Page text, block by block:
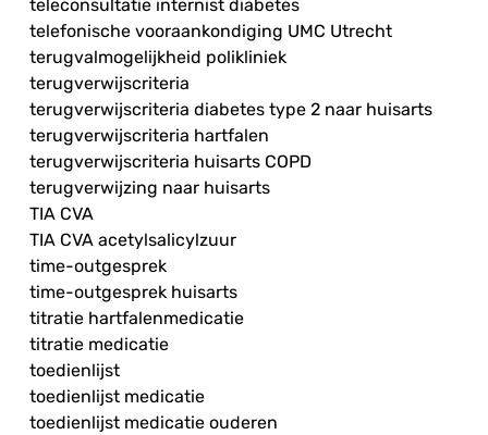
teleconsultatie internist diabetes
telefonische vooraankondiging UMC Utrecht
terugvalmogelijkheid polikliniek
terugverwijscriteria
terugverwijscriteria diabetes type 2 naar huisarts
terugverwijscriteria hartfalen
terugverwijscriteria huisarts COPD
terugverwijzing naar huisarts
TIA CVA
TIA CVA acetylsalicylzuur
time-outgesprek
time-outgesprek huisarts
titratie hartfalenmedicatie
titratie medicatie
toedienlijst
toedienlijst medicatie
toedienlijst medicatie ouderen